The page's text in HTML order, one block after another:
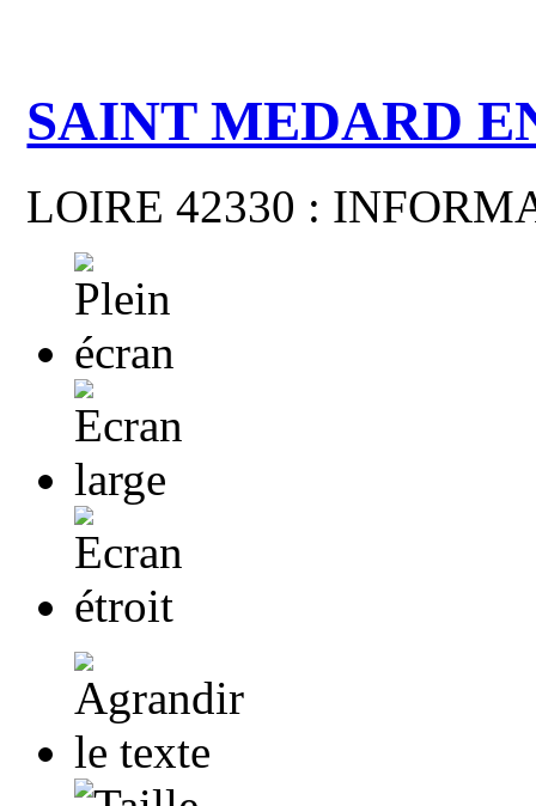
SAINT MEDARD
LOIRE 42330 :